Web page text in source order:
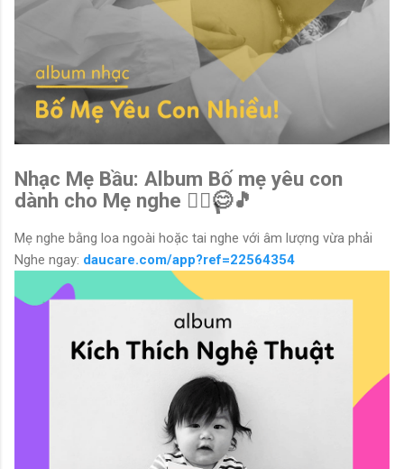
Nhạc Mẹ Bầu: Album Bố mẹ yêu con
dành cho Mẹ nghe 🧘‍♀️😊🎵
Mẹ nghe bằng loa ngoài hoặc tai nghe với âm lượng vừa phải
Nghe ngay: daucare.com/app?ref=22564354